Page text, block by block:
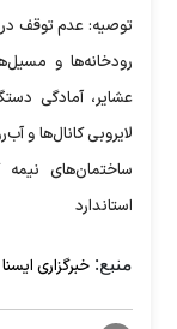
توصیه: عدم توقف در
رودخانه‌ها و
عشایر، آمادگی
لایروبی کانال‌ها و
ساختمان‌های نیمه
استاندارد
منبع: خبرگزاری ایسنا